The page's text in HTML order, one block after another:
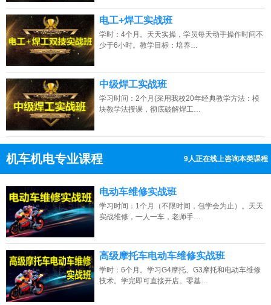
电工+焊工实战班
学时：4个月。天天实操，学员每天动手操作时间不
少于6小时。教学目标：培养…
中级焊工实战班
学习时间：2个月(采用我校20年经典教学方法：模
块教学法授课，彻底破解焊工…
机车机电专业课程 9人正在线上咨询本类课程
点击免费咨询电话：13807313137
电动车维修实战班
学习时间：1个月（不限时间，包学会为止）。天天
实战维修，一人一车，老师手…
高级摩托车电动车维修实战班
学时：6个月。学习G4摩托、G3摩托和电动车维修
技术。学完即可直接开店。零基…